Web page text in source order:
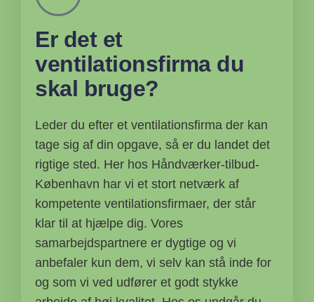
Er det et
ventilationsfirma du
skal bruge?
Leder du efter et ventilationsfirma der kan
tage sig af din opgave, så er du landet det
rigtige sted. Her hos Håndværker-tilbud-
København har vi et stort netværk af
kompetente ventilationsfirmaer, der står
klar til at hjælpe dig. Vores
samarbejdspartnere er dygtige og vi
anbefaler kun dem, vi selv kan stå inde for
og som vi ved udfører et godt stykke